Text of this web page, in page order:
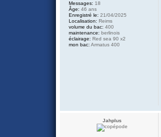
Messages: 18
Âge: 46 ans
Enregistré le: 21/04/2025
Localisation: Reims
volume du bac: 400
maintenance: berlinois
éclairage: Red sea 90 x2
mon bac: Armatus 400
Jahplus